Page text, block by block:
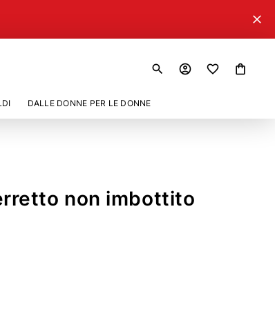
close
search account_circle shopping_bag
DALLE DONNE PER LE DONNE
non imbottito